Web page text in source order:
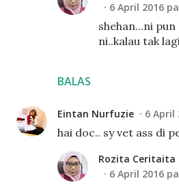
BALAS
6 April 2016
shehan...ni
ni..kalau tak
Eintan Nurfuzie 6 April
hai doc.. sy vet ass di
Rozita Ceritaita
6 April 2016